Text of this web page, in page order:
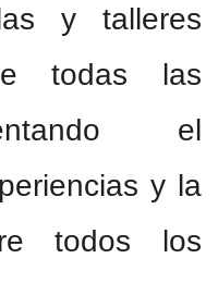
y talleres
todas las
el
y la
todos los